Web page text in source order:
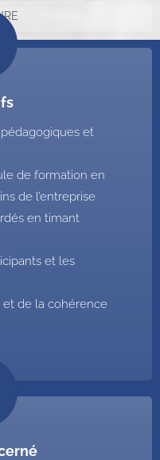
et
de formation en
de l’entreprise
en timant
et les
et de la cohérence